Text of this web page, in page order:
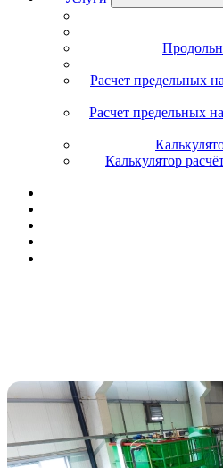
Расчет предельных
Расчет предельных
Калькулятор